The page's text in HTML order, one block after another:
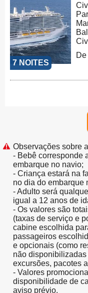
7 NOITES
Observações sobre
- Bebê corresponde
embarque no navio;
- Criança estará na
no dia do embarque
- Adulto será
igual a 12 anos de
- Os valores são
(taxas de serviço e
cabine escolhida
passageiros
e opcionais (como
não
excursões, pacotes
- Valores
disponibilidade de
aviso prévio.